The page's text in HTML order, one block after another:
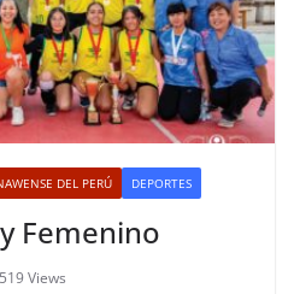
DEL PERÚ DEPORTES
Femenino
Views